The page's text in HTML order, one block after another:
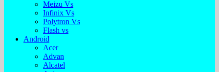
Meizu Vs
Infinix Vs
Polytron Vs
Flash vs
Android
Acer
Advan
Alcatel